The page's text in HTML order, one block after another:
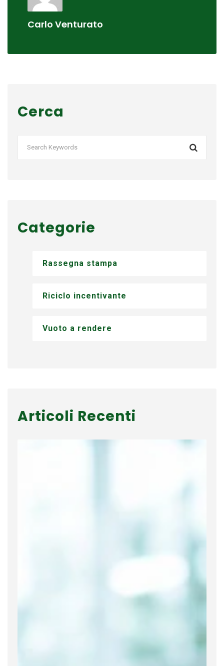
Carlo Venturato
Cerca
Categorie
Rassegna stampa
Riciclo incentivante
Vuoto a rendere
Articoli Recenti